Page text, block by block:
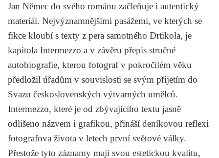
Jan Němec do svého románu začleňuje i autentický
materiál. Nejvýznamnějšími pasážemi, ve kterých se
fikce kloubí s texty z pera samotného Drtikola, je
kapitola Intermezzo a v závěru přepis stručné
autobiografie, kterou fotograf v pokročilém věku
předložil úřadům v souvislosti se svým přijetím do
Svazu československých výtvarných umělců.
Intermezzo, které je od zbývajícího textu jasně
odlišeno názvem i grafikou, přináší deníkovou reflexi
fotografova života v letech první světové války.
Přestože tyto záznamy mají svou estetickou kvalitu,